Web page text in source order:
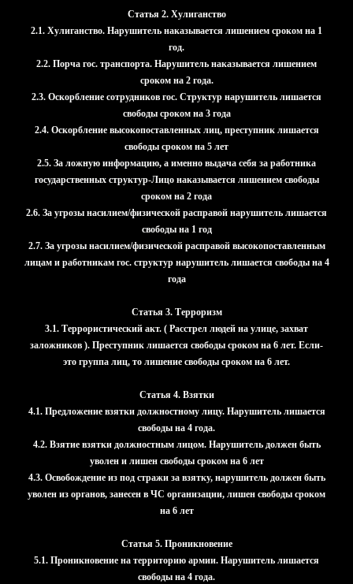
Статья 2. Хулиганство
2.1. Хулиганство. Нарушитель наказывается лишением сроком на 1
год.
2.2. Порча гос. транспорта. Нарушитель наказывается лишением
сроком на 2 года.
2.3. Оскорбление сотрудников гос. Структур нарушитель лишается
свободы сроком на 3 года
2.4. Оскорбление высокопоставленных лиц, преступник лишается
свободы сроком на 5 лет
2.5. За ложную информацию, а именно выдача себя за работника
государственных структур-Лицо наказывается лишением свободы
сроком на 2 года
2.6. За угрозы насилием/физической расправой нарушитель лишается
свободы на 1 год
2.7. За угрозы насилием/физической расправой высокопоставленным
лицам и работникам гос. структур нарушитель лишается свободы на 4
года
Статья 3. Терроризм
3.1. Террористический акт. ( Расстрел людей на улице, захват
заложников ). Преступник лишается свободы сроком на 6 лет. Если-
это группа лиц, то лишение свободы сроком на 6 лет.
Статья 4. Взятки
4.1. Предложение взятки должностному лицу. Нарушитель лишается
свободы на 4 года.
4.2. Взятие взятки должностным лицом. Нарушитель должен быть
уволен и лишен свободы сроком на 6 лет
4.3. Освобождение из под стражи за взятку, нарушитель должен быть
уволен из органов, занесен в ЧС организации, лишен свободы сроком
на 6 лет
Статья 5. Проникновение
5.1. Проникновение на территорию армии. Нарушитель лишается
свободы на 4 года.